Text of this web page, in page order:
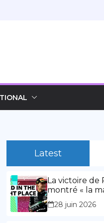
Latest
La victoire de
montré « la
l’expérience »
00:02:03La
28 juin 2026